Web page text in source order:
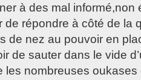
à des mal informé,non
de répondre à côté de la
de nez au pouvoir en
de sauter dans le vide
les nombreuses